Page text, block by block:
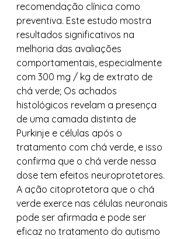
recomendação clínica como
preventiva. Este estudo mostra
resultados significativos na
melhoria das avaliações
comportamentais, especialmente
com 300 mg / kg de extrato de
chá verde; Os achados
histológicos revelam a presença
de uma camada distinta de
Purkinje e células após o
tratamento com chá verde, e isso
confirma que o chá verde nessa
dose tem efeitos neuroprotetores.
A ação citoprotetora que o chá
verde exerce nas células neuronais
pode ser afirmada e pode ser
eficaz no tratamento do autismo